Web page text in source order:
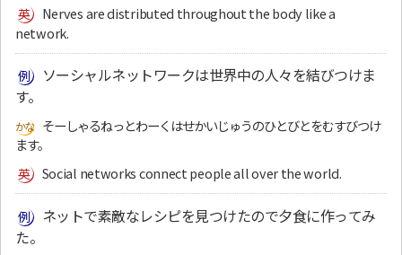
Nerves are distributed throughout the body like a
network.
ソーシャルネットワークは世界中の人々を結びつけま
す。
そーしゃるねっとわーくはせかいじゅうのひとびとをむすびつけ
ます。
Social networks connect people all over the world.
ネットで素敵なレシピを見つけたので夕食に作ってみ
た。